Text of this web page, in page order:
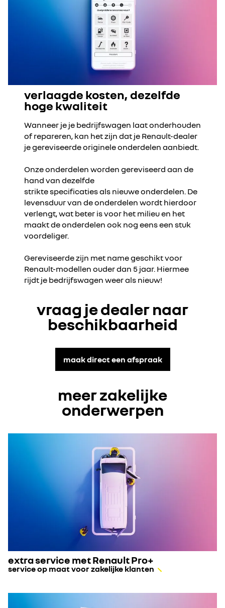
verlaagde kosten, dezelfde
hoge kwaliteit
Wanneer je je bedrijfswagen laat onderhouden
of repareren, kan het zijn dat je Renault-dealer
je gereviseerde originele onderdelen aanbiedt.​
Onze onderdelen worden gereviseerd aan de
hand van dezelfde ​
strikte specificaties als nieuwe onderdelen. De
levensduur van de onderdelen wordt hierdoor
verlengt, wat beter is voor het milieu en het
maakt de onderdelen ook nog eens een stuk
voordeliger. ​
​Gereviseerde zijn met name geschikt voor
Renault-modellen ouder dan 5 jaar. ​ Hiermee
rijdt je bedrijfswagen weer als nieuw!
vraag je dealer naar
beschikbaarheid
maak direct een afspraak
meer zakelijke
onderwerpen
extra service met Renault Pro+
service op maat voor zakelijke klanten